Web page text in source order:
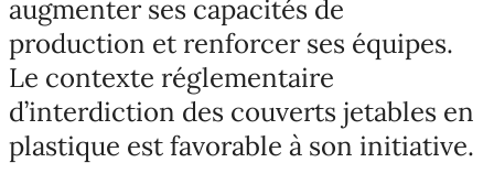
augmenter ses capacités de
production et renforcer ses équipes.
Le contexte réglementaire
d’interdiction des couverts jetables en
plastique est favorable à son initiative.